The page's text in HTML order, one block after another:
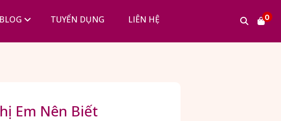
BLOG TUYỂN DỤNG LIÊN HỆ 0
Em Nên Biết